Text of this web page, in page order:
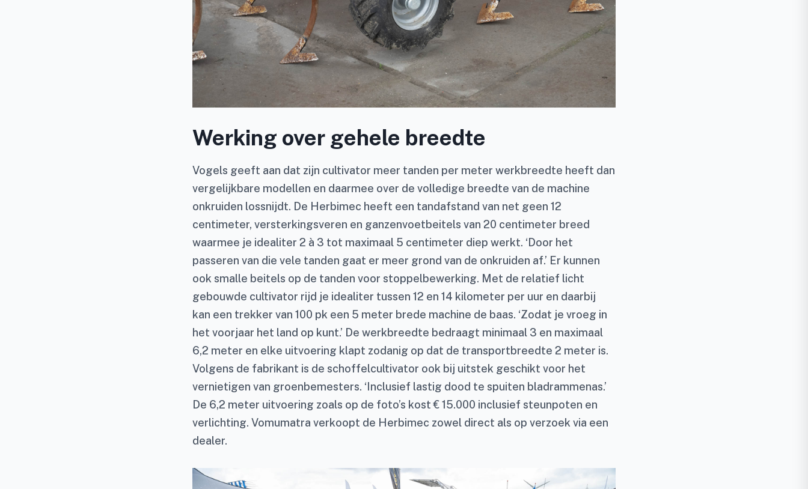
Werking over gehele breedte
Vogels geeft aan dat zijn cultivator meer tanden per meter werkbreedte heeft dan
vergelijkbare modellen en daarmee over de volledige breedte van de machine
onkruiden lossnijdt. De Herbimec heeft een tandafstand van net geen 12
centimeter, versterkingsveren en ganzenvoetbeitels van 20 centimeter breed
waarmee je idealiter 2 à 3 tot maximaal 5 centimeter diep werkt. ‘Door het
passeren van die vele tanden gaat er meer grond van de onkruiden af.’ Er kunnen
ook smalle beitels op de tanden voor stoppelbewerking. Met de relatief licht
gebouwde cultivator rijd je idealiter tussen 12 en 14 kilometer per uur en daarbij
kan een trekker van 100 pk een 5 meter brede machine de baas. ‘Zodat je vroeg in
het voorjaar het land op kunt.’ De werkbreedte bedraagt minimaal 3 en maximaal
6,2 meter en elke uitvoering klapt zodanig op dat de transportbreedte 2 meter is.
Volgens de fabrikant is de schoffelcultivator ook bij uitstek geschikt voor het
vernietigen van groenbemesters. ‘Inclusief lastig dood te spuiten bladrammenas.’
De 6,2 meter uitvoering zoals op de foto’s kost € 15.000 inclusief steunpoten en
verlichting. Vomumatra verkoopt de Herbimec zowel direct als op verzoek via een
dealer.